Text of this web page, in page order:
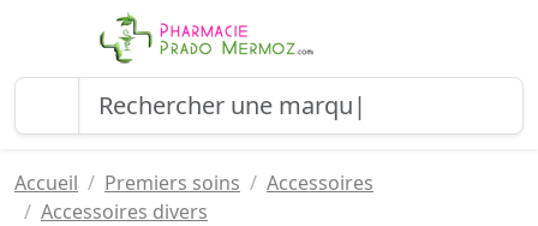
Accueil Premiers soins
Accessoires
Accessoires divers